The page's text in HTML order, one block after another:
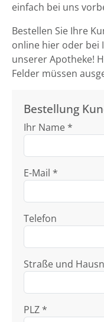
einfach bei uns
Bestellen Sie Ihre
online hier oder bei
unserer Apotheke!
Felder müssen
Bestellung
Ihr Name *
E-Mail *
Telefon
Straße und
PLZ *